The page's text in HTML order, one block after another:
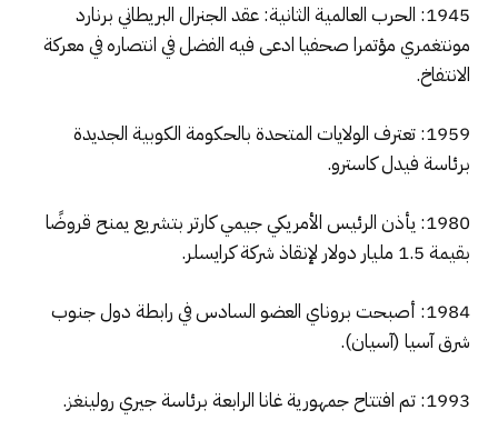
1945: الحرب العالمية الثانية: عقد الجنرال البريطاني برنارد
مونتغمري مؤتمرا صحفيا ادعى فيه الفضل في انتصاره في معركة
الانتفاخ.
1959: تعترف الولايات المتحدة بالحكومة الكوبية الجديدة
برئاسة فيدل كاسترو.
1980: يأذن الرئيس الأمريكي جيمي كارتر بتشريع يمنح قروضًا
بقيمة 1.5 مليار دولار لإنقاذ شركة كرايسلر.
1984: أصبحت بروناي العضو السادس في رابطة دول جنوب
شرق آسيا (آسيان).
1993: تم افتتاح جمهورية غانا الرابعة برئاسة جيري رولينغز.